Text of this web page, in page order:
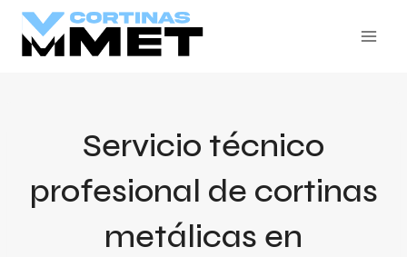
Skip
content
Servicio técnico
profesional de cortinas
metálicas en